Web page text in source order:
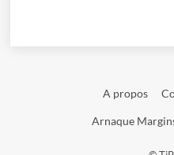
A propos
Arnaque